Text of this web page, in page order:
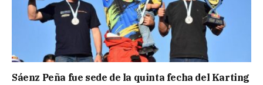
Sáenz Peña fue sede de la quinta fecha del Karting